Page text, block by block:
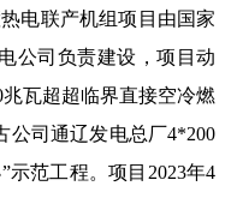
电联产机组项目由国家
公司负责建设，项目动
瓦超超临界直接空冷燃
公司通辽发电总厂4*200
示范工程。项目2023年4